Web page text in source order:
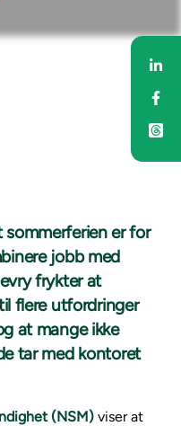
sommerferien er for
jobb med
frykter at
flere utfordringer
at mange ikke
tar med kontoret
(NSM) viser at